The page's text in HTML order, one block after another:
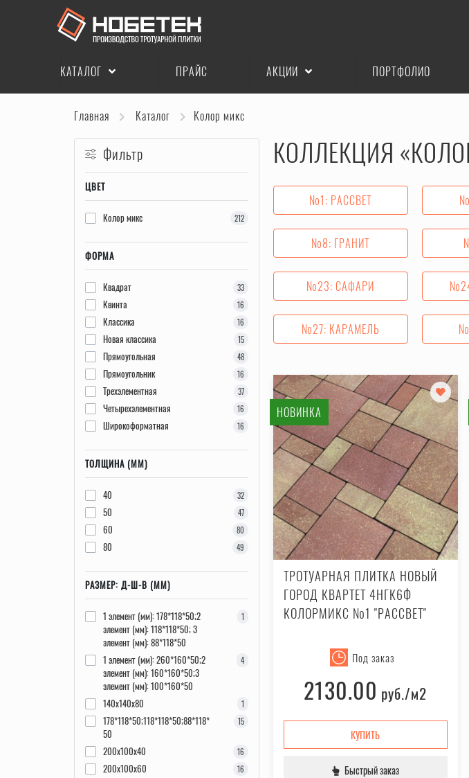
КАТАЛОГ ПРАЙС АКЦИИ ПОРТФОЛИО
Главная Каталог Колор микс
Фильтр
ЦВЕТ
Колор микс 212
ФОРМА
Квадрат 33
Квинта 16
Классика 16
Новая классика 15
Прямоугольная 48
Прямоугольник 16
Трехэлементная 37
Четырехэлементная 16
Широкоформатная 16
ТОЛЩИНА (ММ)
40 32
50 47
60 80
80 49
РАЗМЕР: Д-Ш-В (ММ)
1 элемент (мм): 178*118*50;2
элемент (мм): 118*118*50; 3
элемент (мм): 88*118*50
1
1 элемент (мм): 260*160*50;2
элемент (мм): 160*160*50;3
элемент (мм): 100*160*50
4
140x140x80 1
178*118*50;118*118*50;88*118*
50
15
200x100x40 16
200x100x60 16
КОЛЛЕКЦИЯ
№1: РАССВЕТ
№8: ГРАНИТ
№23: САФАРИ
№27: КАРАМЕЛЬ
НОВИНКА
ТРОТУАРНАЯ ПЛИТКА НОВЫЙ
ГОРОД КВАРТЕТ 4НГК6Ф
КОЛОРМИКС №1 "РАССВЕТ"
Под заказ
2130.00 руб./м2
КУПИТЬ
Быстрый заказ